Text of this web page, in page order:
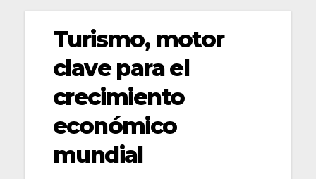
Turismo, motor
clave para el
crecimiento
económico
mundial